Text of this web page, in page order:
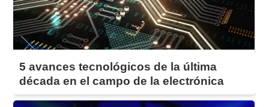
5 avances tecnológicos de la última
década en el campo de la electrónica